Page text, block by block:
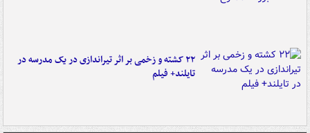
۲۲ کشته و زخمی بر اثر تیراندازی در یک مدرسه در
تایلند+ فیلم